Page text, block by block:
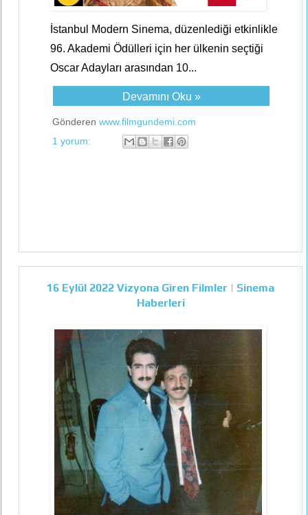
İstanbul Modern Sinema, düzenlediği etkinlikle
96. Akademi Ödülleri için her ülkenin seçtiği
Oscar Adayları arasından 10...
Devamını Oku »
Gönderen www.filmgundemi.com
1 yorum:
16 Eylül 2022 Vizyona Giren Filmler | Sinema
Haberleri